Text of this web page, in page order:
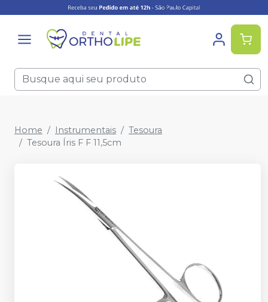
Home Instrumentais
Tesoura
Tesoura Íris F F 11,5cm